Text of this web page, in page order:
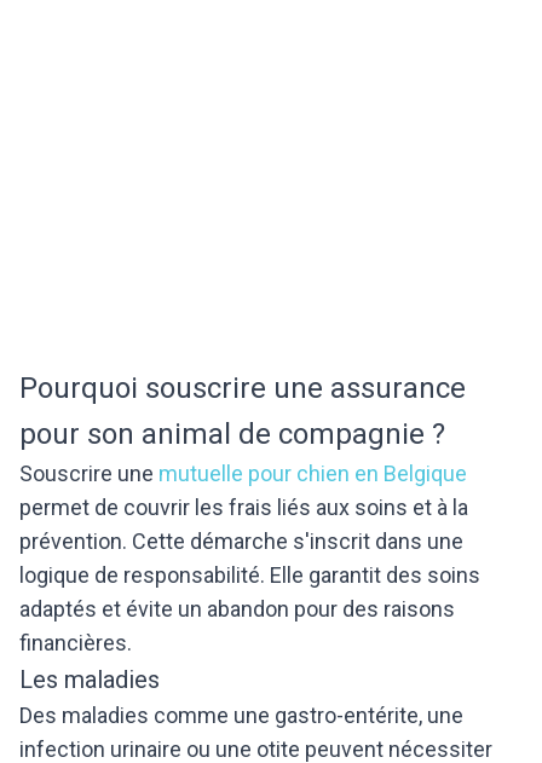
Pourquoi souscrire une assurance
pour son animal de compagnie ?
Souscrire une mutuelle pour chien en Belgique
permet de couvrir les frais liés aux soins et à la
prévention. Cette démarche s'inscrit dans une
logique de responsabilité. Elle garantit des soins
adaptés et évite un abandon pour des raisons
financières.
Les maladies
Des maladies comme une gastro-entérite, une
infection urinaire ou une otite peuvent nécessiter